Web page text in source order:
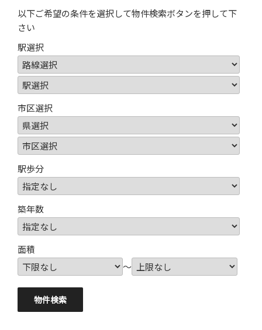
以下ご希望の条件を選択して物件検索ボタンを押して下
さい
駅選択
市区選択
駅歩分
築年数
面積
～